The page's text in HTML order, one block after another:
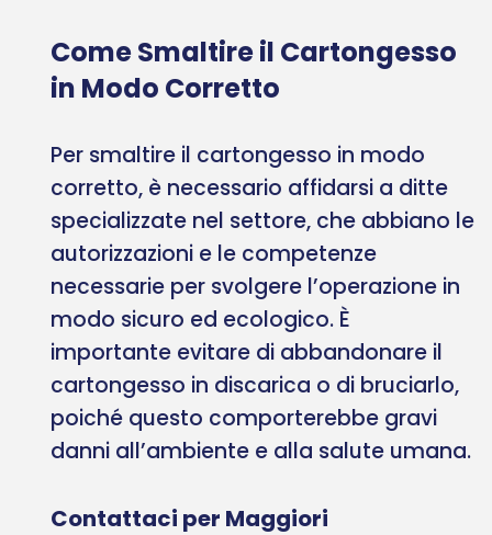
Come Smaltire il Cartongesso
in Modo Corretto
Per smaltire il cartongesso in modo
corretto, è necessario affidarsi a ditte
specializzate nel settore, che abbiano le
autorizzazioni e le competenze
necessarie per svolgere l’operazione in
modo sicuro ed ecologico. È
importante evitare di abbandonare il
cartongesso in discarica o di bruciarlo,
poiché questo comporterebbe gravi
danni all’ambiente e alla salute umana.
Contattaci per Maggiori